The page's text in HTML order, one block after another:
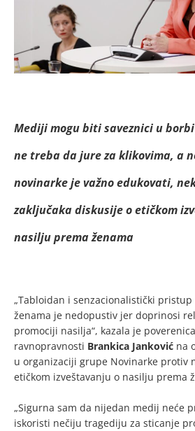
Mediji mogu biti saveznici u
ne treba da jure za klikovima, a
novinarke je važno edukovati,
zaključaka diskusije o etičkom
nasilju prema ženama
„Tabloidan i senzacionalistički
ženama je nedopustiv jer doprinosi
promociji nasilja“, kazala je
ravnopravnosti Brankica Janković na
u organizaciji grupe Novinarke protiv
etičkom izveštavanju o nasilju prema
„Sigurna sam da nijedan medij neće
iskoristi nečiju tragediju za sticanje